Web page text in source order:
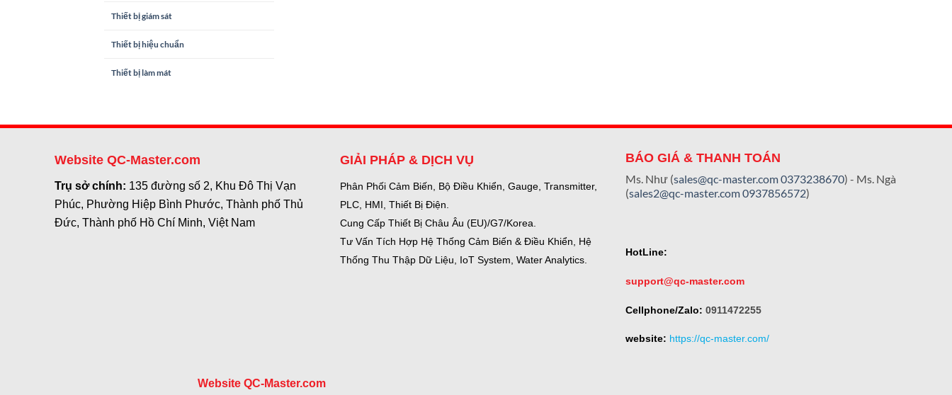
Thiết bị giám sát
Thiết bị hiệu chuẩn
Thiết bị làm mát
Website QC-Master.com
Trụ sở chính: 135 đường số 2, Khu Đô Thị Vạn
Phúc, Phường Hiệp Bình Phước, Thành phố Thủ
Đức, Thành phố Hồ Chí Minh, Việt Nam
GIẢI PHÁP & DỊCH VỤ
Phân Phối Cảm Biến, Bộ Điều Khiển, Gauge, Transmitter,
PLC, HMI, Thiết Bị Điện.
Cung Cấp Thiết Bị Châu Âu (EU)/G7/Korea.
Tư Vấn Tích Hợp Hệ Thống Cảm Biến & Điều Khiển, Hệ
Thống Thu Thập Dữ Liệu, IoT System, Water Analytics.
BÁO GIÁ & THANH TOÁN
Ms. Như (sales@qc-master.com0373238670) - Ms. Ngà
(sales2@qc-master.com0937856572)
HotLine:
support@qc-master.com
Cellphone/Zalo: 0911472255
website: https://qc-master.com/
Website QC-Master.com